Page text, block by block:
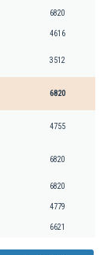
6820
4616
3512
6820
4755
6820
6820
4779
6621